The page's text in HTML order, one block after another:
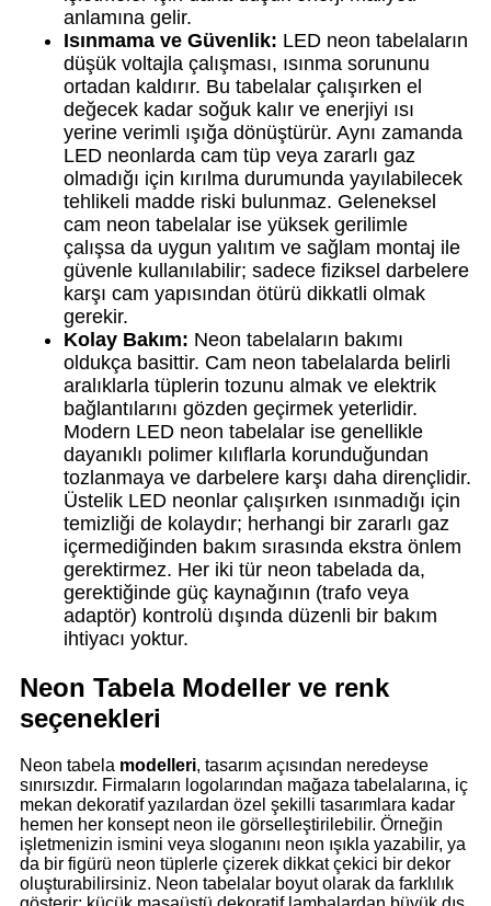
anlamına gelir.
Isınmama ve Güvenlik: LED neon tabelaların
düşük voltajla çalışması, ısınma sorununu
ortadan kaldırır. Bu tabelalar çalışırken el
değecek kadar soğuk kalır ve enerjiyi ısı
yerine verimli ışığa dönüştürür. Aynı zamanda
LED neonlarda cam tüp veya zararlı gaz
olmadığı için kırılma durumunda yayılabilecek
tehlikeli madde riski bulunmaz. Geleneksel
cam neon tabelalar ise yüksek gerilimle
çalışsa da uygun yalıtım ve sağlam montaj ile
güvenle kullanılabilir; sadece fiziksel darbelere
karşı cam yapısından ötürü dikkatli olmak
gerekir.
Kolay Bakım: Neon tabelaların bakımı
oldukça basittir. Cam neon tabelalarda belirli
aralıklarla tüplerin tozunu almak ve elektrik
bağlantılarını gözden geçirmek yeterlidir.
Modern LED neon tabelalar ise genellikle
dayanıklı polimer kılıflarla korunduğundan
tozlanmaya ve darbelere karşı daha dirençlidir.
Üstelik LED neonlar çalışırken ısınmadığı için
temizliği de kolaydır; herhangi bir zararlı gaz
içermediğinden bakım sırasında ekstra önlem
gerektirmez. Her iki tür neon tabelada da,
gerektiğinde güç kaynağının (trafo veya
adaptör) kontrolü dışında düzenli bir bakım
ihtiyacı yoktur.
Neon Tabela Modeller ve renk
seçenekleri
Neon tabela modelleri, tasarım açısından neredeyse
sınırsızdır. Firmaların logolarından mağaza tabelalarına, iç
mekan dekoratif yazılardan özel şekilli tasarımlara kadar
hemen her konsept neon ile görselleştirilebilir. Örneğin
işletmenizin ismini veya sloganını neon ışıkla yazabilir, ya
da bir figürü neon tüplerle çizerek dikkat çekici bir dekor
oluşturabilirsiniz. Neon tabelalar boyut olarak da farklılık